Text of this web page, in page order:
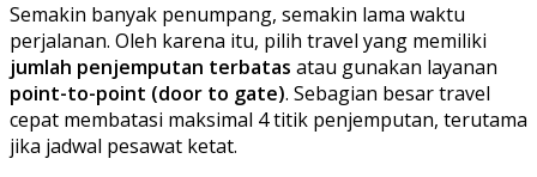
Semakin banyak penumpang, semakin lama waktu
perjalanan. Oleh karena itu, pilih travel yang memiliki
jumlah penjemputan terbatas atau gunakan layanan
point-to-point (door to gate). Sebagian besar travel
cepat membatasi maksimal 4 titik penjemputan, terutama
jika jadwal pesawat ketat.